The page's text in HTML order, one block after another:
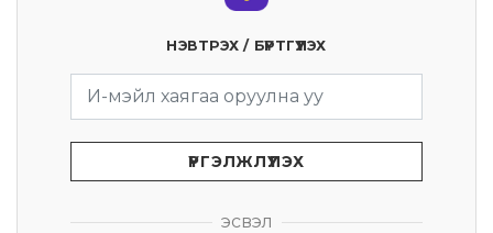
НЭВТРЭХ / БҮРТГҮҮЛЭХ
ҮРГЭЛЖЛҮҮЛЭХ
эсвэл